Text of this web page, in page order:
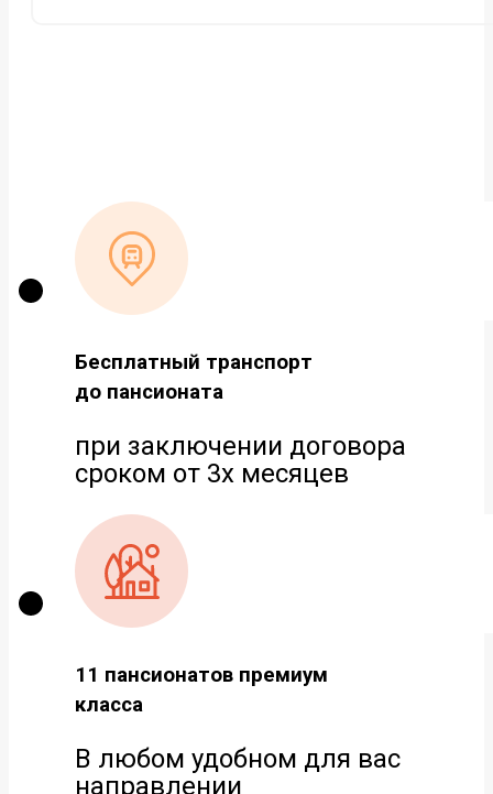
Бесплатный транспорт
до пансионата
при заключении договора
сроком от 3х месяцев
11 пансионатов премиум
класса
В любом удобном для вас
направлении